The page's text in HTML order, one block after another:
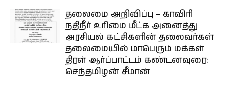
தலைமை அறிவிப்பு – காவிரி
நதிநீர் உரிமை மீட்க அனைத்து
அரசியல் கட்சிகளின் தலைவர்கள்
தலைமையில் மாபெரும் மக்கள்
திரள் ஆர்ப்பாட்டம் கண்டனவுரை:
செந்தமிழன் சீமான்